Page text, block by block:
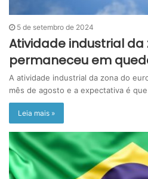
5 de setembro de 2024
Atividade industrial da
permaneceu em
A atividade industrial da zona do
mês de agosto e a expectativa é
Leia mais »